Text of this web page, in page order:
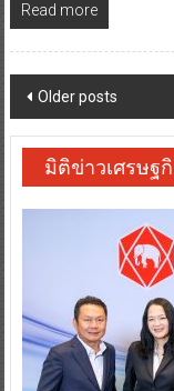
Read more
Posts
navigation
Older posts
มิติข่าวเศรษฐ